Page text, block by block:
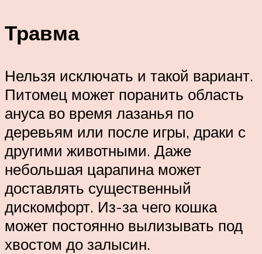
Травма
Нельзя исключать и такой вариант.
Питомец может поранить область
ануса во время лазанья по
деревьям или после игры, драки с
другими животными. Даже
небольшая царапина может
доставлять существенный
дискомфорт. Из-за чего кошка
может постоянно вылизывать под
хвостом до залысин.